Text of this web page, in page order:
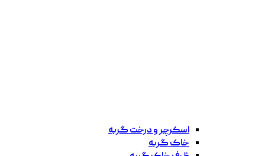
اسکرچر و درخت گربه
خاک گربه